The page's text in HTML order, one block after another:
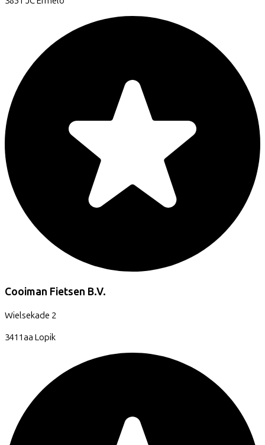
Cooiman Fietsen B.V.
Wielsekade 2
3411aa Lopik